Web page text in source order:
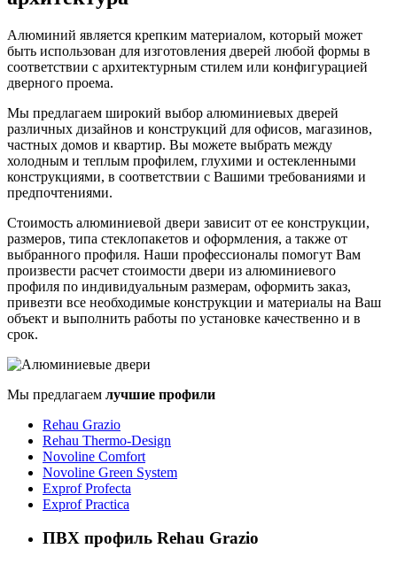
Алюминий является крепким материалом, который может
быть использован для изготовления дверей любой формы в
соответствии с архитектурным стилем или конфигурацией
дверного проема.
Мы предлагаем широкий выбор алюминиевых дверей
различных дизайнов и конструкций для офисов, магазинов,
частных домов и квартир. Вы можете выбрать между
холодным и теплым профилем, глухими и остекленными
конструкциями, в соответствии с Вашими требованиями и
предпочтениями.
Стоимость алюминиевой двери зависит от ее конструкции,
размеров, типа стеклопакетов и оформления, а также от
выбранного профиля. Наши профессионалы помогут Вам
произвести расчет стоимости двери из алюминиевого
профиля по индивидуальным размерам, оформить заказ,
привезти все необходимые конструкции и материалы на Ваш
объект и выполнить работы по установке качественно и в
срок.
Мы предлагаем лучшие профили
Rehau Grazio
Rehau Thermo-Design
Novoline Comfort
Novoline Green System
Exprof Profecta
Exprof Practica
ПВХ профиль Rehau Grazio